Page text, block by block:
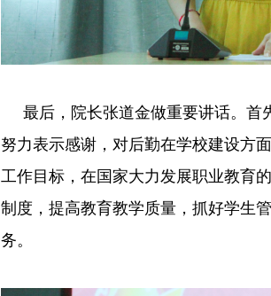
最后，院长张道金做重要讲话。首
努力表示感谢，对后勤在学校建设方
工作目标，在国家大力发展职业教育
制度，提高教育教学质量，抓好学生
务。